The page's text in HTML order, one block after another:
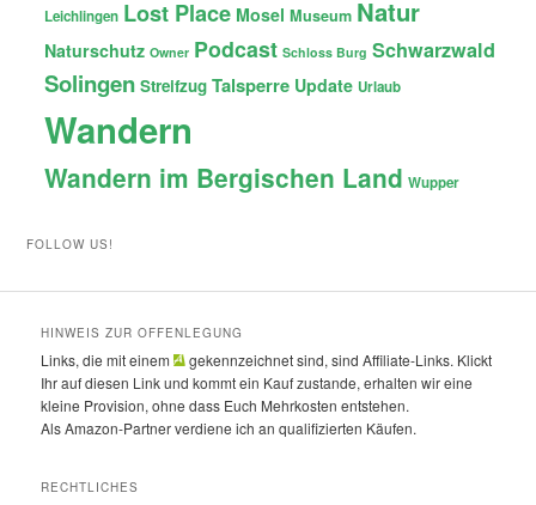
Leichlingen Lost Place Mosel Museum Natur
Naturschutz Owner Podcast Schloss Burg Schwarzwald
Solingen Streifzug Talsperre Update Urlaub
Wandern
Wandern im Bergischen Land Wupper
FOLLOW US!
HINWEIS ZUR OFFENLEGUNG
Links, die mit einem
gekennzeichnet sind, sind Affiliate-Links. Klickt
Ihr auf diesen Link und kommt ein Kauf zustande, erhalten wir eine
kleine Provision, ohne dass Euch Mehrkosten entstehen.
Als Amazon-Partner verdiene ich an qualifizierten Käufen.
RECHTLICHES